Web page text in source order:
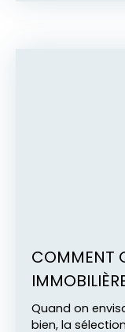
COMMENT
Quand on
bien, la